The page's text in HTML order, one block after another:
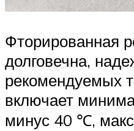
Фторированная
долговечна,
рекомендуемых
включает
минус 40 ℃,